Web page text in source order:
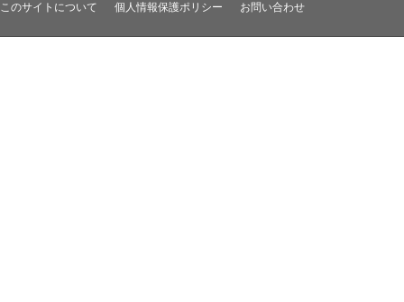
このサイトについて 個人情報保護ポリシー お問い合わせ